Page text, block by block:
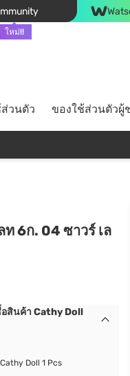
ใหม่!!
วนตัว ของใช้ส่วนตัวผู้
ท 6ก. 04 ซาวร์ เล
สินค้า Cathy Doll
Doll 1 Pcs